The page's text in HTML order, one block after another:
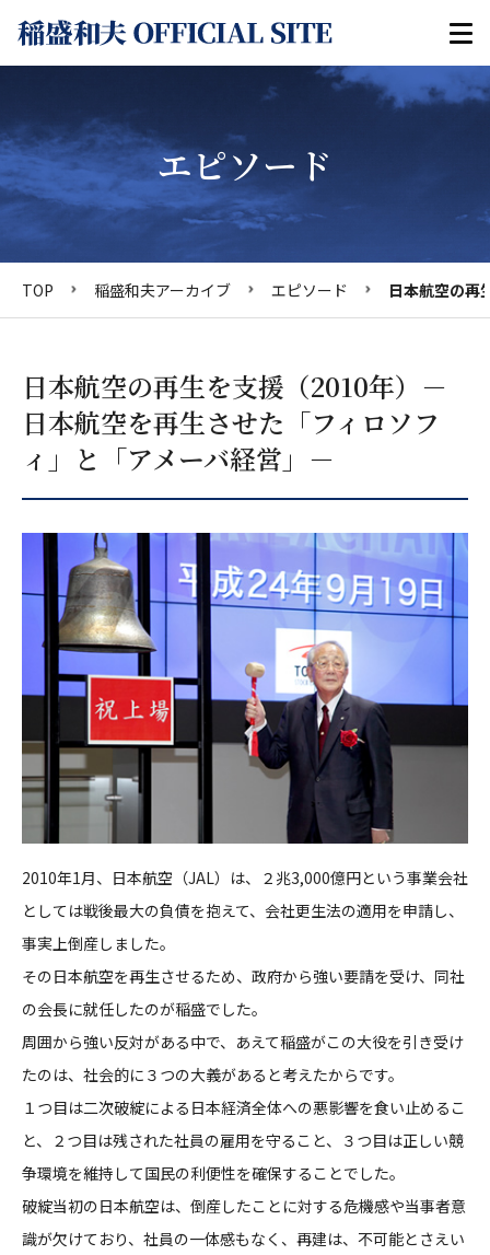
エピソード
TOP 稲盛和夫アーカイブ エピソード 日本航空の再
日本航空の再生を支援（2010年）－
日本航空を再生させた「フィロソフ
ィ」と「アメーバ経営」－
2010年1月、日本航空（JAL）は、２兆3,000億円という事業会社
としては戦後最大の負債を抱えて、会社更生法の適用を申請し、
事実上倒産しました。
その日本航空を再生させるため、政府から強い要請を受け、同社
の会長に就任したのが稲盛でした。
周囲から強い反対がある中で、あえて稲盛がこの大役を引き受け
たのは、社会的に３つの大義があると考えたからです。
１つ目は二次破綻による日本経済全体への悪影響を食い止めるこ
と、２つ目は残された社員の雇用を守ること、３つ目は正しい競
争環境を維持して国民の利便性を確保することでした。
破綻当初の日本航空は、倒産したことに対する危機感や当事者意
識が欠けており、社員の一体感もなく、再建は、不可能とさえい